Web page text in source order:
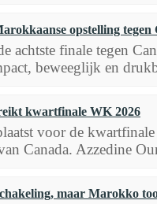
opstelling tegen
achtste finale tegen
beweeglijk en
kwartfinale WK 2026
voor de
Canada. Azzedine
maar Marokko